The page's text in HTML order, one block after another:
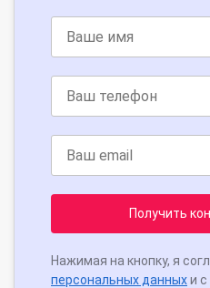
Получить
Нажимая на кнопку, я
персональных данныхи с